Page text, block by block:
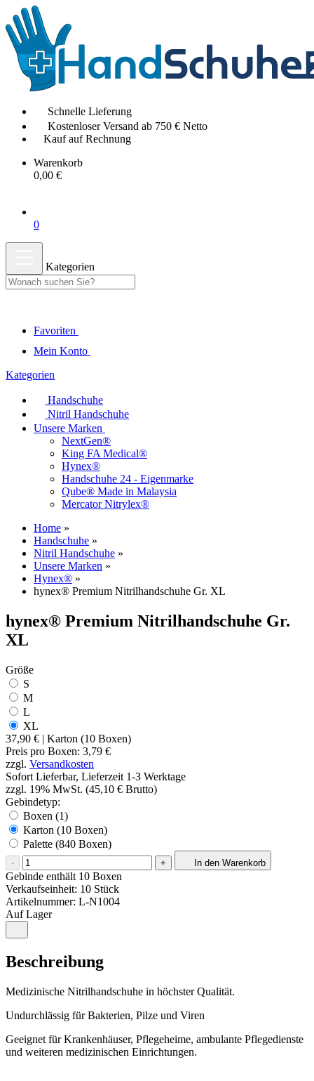
Schnelle Lieferung
Kostenloser Versand ab 750 € Netto
Kauf auf Rechnung
Warenkorb
0,00 €
0
Kategorien
Favoriten
Mein Konto
Kategorien
Handschuhe
Nitril Handschuhe
Unsere Marken
NextGen®
King FA Medical®
Hynex®
Handschuhe 24 - Eigenmarke
Qube® Made in Malaysia
Mercator Nitrylex®
Home »
Handschuhe »
Nitril Handschuhe »
Unsere Marken »
Hynex® »
hynex® Premium Nitrilhandschuhe Gr. XL
hynex® Premium Nitrilhandschuhe Gr.
XL
Größe
S
M
L
XL
37,90 € | Karton (10 Boxen)
Preis pro Boxen: 3,79 €
zzgl. Versandkosten
Sofort Lieferbar, Lieferzeit 1-3 Werktage
zzgl. 19% MwSt. (45,10 € Brutto)
Gebindetyp:
Boxen (1)
Karton (10 Boxen)
Palette (840 Boxen)
- + In den Warenkorb
Gebinde enthält 10 Boxen
Verkaufseinheit: 10 Stück
Artikelnummer: L-N1004
Auf Lager
Beschreibung
Medizinische Nitrilhandschuhe in höchster Qualität.
Undurchlässig für Bakterien, Pilze und Viren
Geeignet für Krankenhäuser, Pflegeheime, ambulante Pflegedienste
und weiteren medizinischen Einrichtungen.